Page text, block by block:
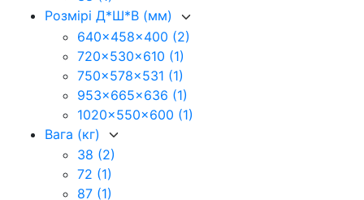
Розмірі Д*Ш*В (мм)
640x458x400 (2)
720x530x610 (1)
750x578x531 (1)
953x665x636 (1)
1020x550x600 (1)
Вага (кг)
38 (2)
72 (1)
87 (1)